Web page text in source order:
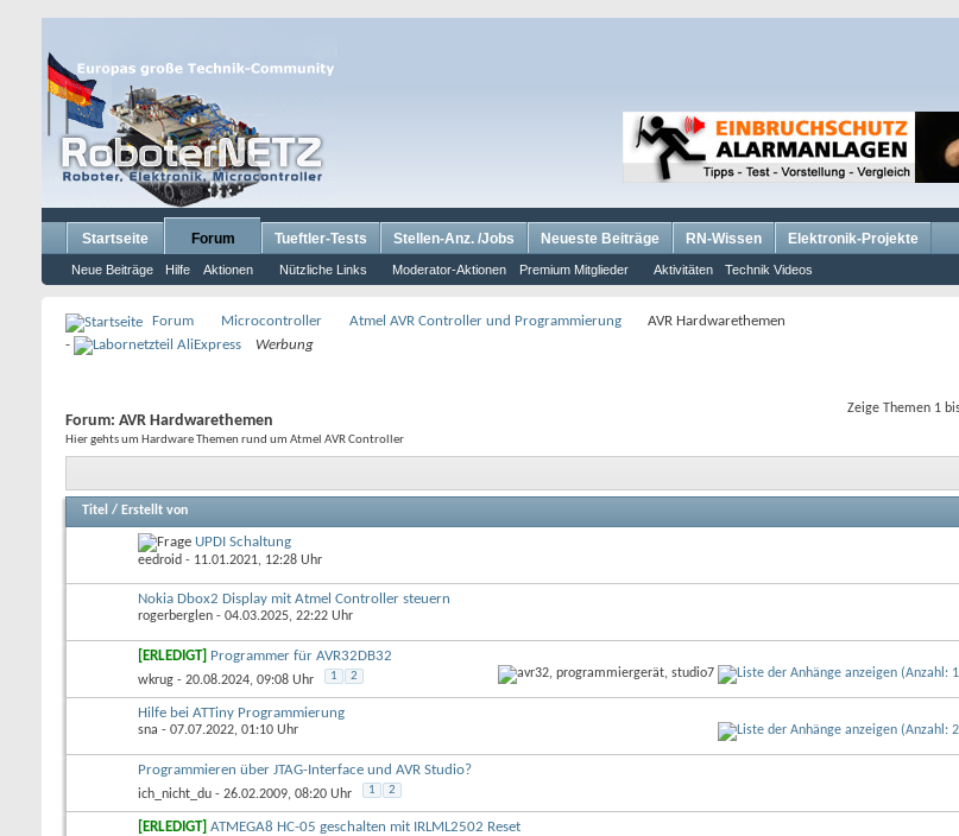
Startseite Forum
Neue Beiträge Hilfe Aktionen Nützliche Links Moderator-Aktionen Premium Mitglieder Aktivitäten Technik Videos
Tueftler-Tests Stellen-Anz. /Jobs Neueste Beiträge RN-Wissen Elektronik-Projekte
Forum Microcontroller Atmel AVR Controller und Programmierung
AVR Hardwarethemen
-
Werbung
Zeige Themen 1
Forum: AVR Hardwarethemen
Hier gehts um Hardware Themen rund um Atmel AVR Controller
Titel / Erstellt von
UPDI Schaltung
eedroid - 11.01.2021, 12:28 Uhr
Nokia Dbox2 Display mit Atmel Controller steuern
rogerberglen - 04.03.2025, 22:22 Uhr
[ERLEDIGT] Programmer für AVR32DB32
wkrug - 20.08.2024, 09:08 Uhr 1 2
Hilfe bei ATTiny Programmierung
sna - 07.07.2022, 01:10 Uhr
Programmieren über JTAG-Interface und AVR Studio?
ich_nicht_du - 26.02.2009, 08:20 Uhr 1 2
[ERLEDIGT] ATMEGA8 HC-05 geschalten mit IRLML2502 Reset